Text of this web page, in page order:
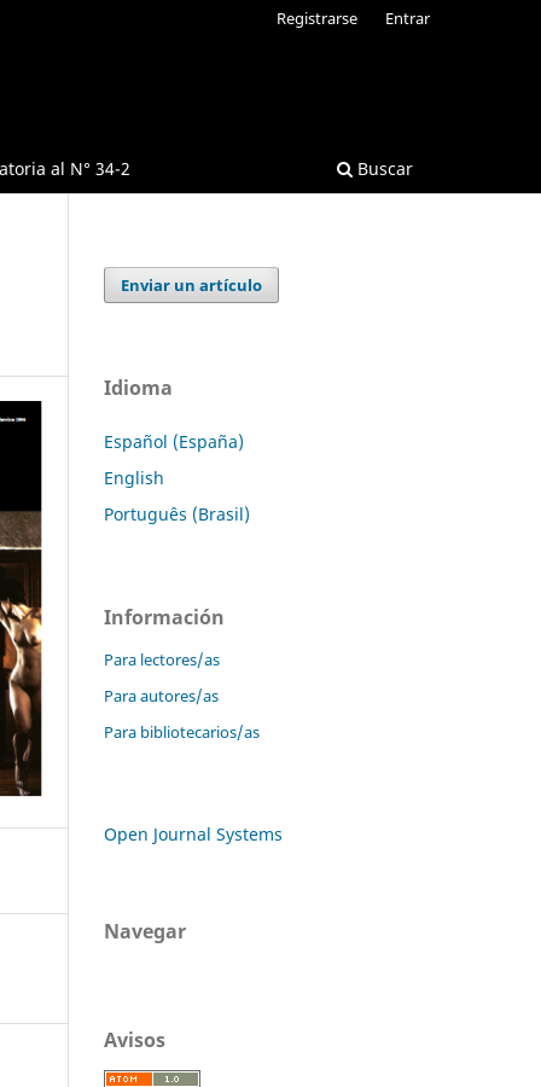
al N° 34-2 Buscar
Registrarse Entrar
Enviar un artículo
Idioma
Español (España)
English
Português (Brasil)
Información
Para lectores/as
Para autores/as
Para bibliotecarios/as
Open Journal Systems
Navegar
Avisos